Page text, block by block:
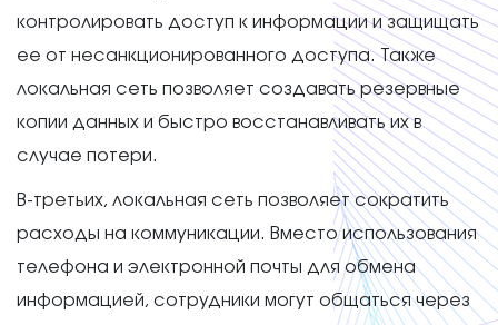
контролировать доступ к информации и защищать
ее от несанкционированного доступа. Также
локальная сеть позволяет создавать резервные
копии данных и быстро восстанавливать их в
случае потери.
В-третьих, локальная сеть позволяет сократить
расходы на коммуникации. Вместо использования
телефона и электронной почты для обмена
информацией, сотрудники могут общаться через